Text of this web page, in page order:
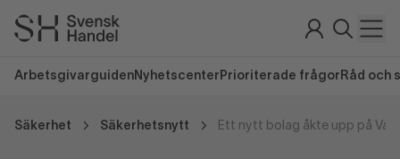
Arbetsgivarguiden Nyhetscenter Prioriterade frågor Råd och
Säkerhet Säkerhetsnytt